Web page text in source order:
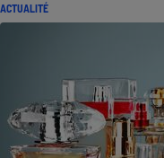
ACTUALITÉ